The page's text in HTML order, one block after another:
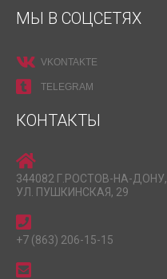
МЫ В СОЦСЕТЯХ
VKONTAKTE
TELEGRAM
КОНТАКТЫ
344082 Г.РОСТОВ-НА-ДОНУ,
УЛ. ПУШКИНСКАЯ, 29
+7 (863) 206-15-15